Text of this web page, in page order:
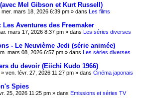
Mel Gibson et Kurt Russell)
mer. mars 18, 2026 6:39 pm » dans Les films
Les Aventures des Freemaker
mars 17, 2026 8:37 pm » dans Les séries diverses
- Le Neuvième Jedi (série animée)
mars 08, 2026 6:57 pm » dans Les séries diverses
du devoir (Eiichi Kudo 1966)
» ven. févr. 27, 2026 11:27 pm » dans Cinéma japonais
Spies
25, 2026 11:25 pm » dans Emissions et séries TV